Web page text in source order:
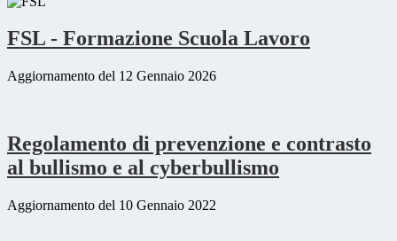
FSL - Formazione Scuola Lavoro
Aggiornamento del 12 Gennaio 2026
Regolamento di prevenzione e contrasto
al bullismo e al cyberbullismo
Aggiornamento del 10 Gennaio 2022